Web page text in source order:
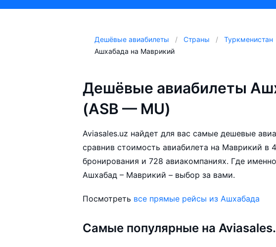
Дешёвые авиабилеты Страны Туркменистан
Ашхабада на Маврикий
Дешёвые авиабилеты
(ASB — MU)
Aviasales.uz найдет для вас самые дешевые
сравнив стоимость авиабилета на Маврикий в
бронирования и 728 авиакомпаниях. Где
Ашхабад – Маврикий – выбор за вами.
Посмотреть все прямые рейсы из Ашхабада
Самые популярные на